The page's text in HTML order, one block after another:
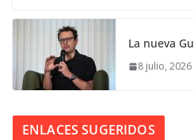
La nueva
8 julio, 2026
ENLACES SUGERIDOS